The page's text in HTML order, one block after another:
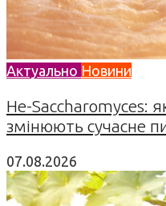
Актуально Новини
Не-Saccharomyces:
змінюють сучасне
07.08.2026